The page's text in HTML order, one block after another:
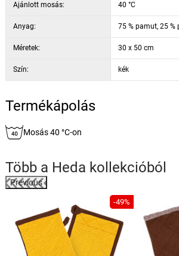
Ajánlott mosás: 40 °C
Anyag: 75 % pamut, 25 %
Méretek: 30 x 50 cm
Szín: kék
Termékápolás
Mosás 40 °C-on
Több a Heda kollekcióból
Previous
-49%